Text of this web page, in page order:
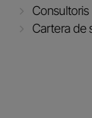
Consultoris
Cartera de